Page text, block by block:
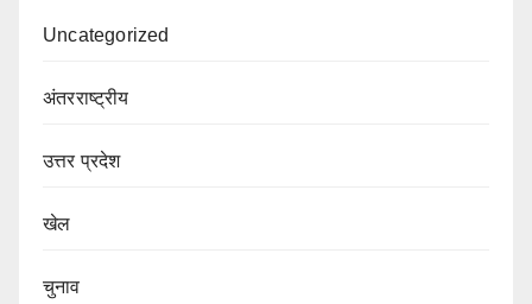
Uncategorized
अंतरराष्ट्रीय
उत्तर प्रदेश
खेल
चुनाव